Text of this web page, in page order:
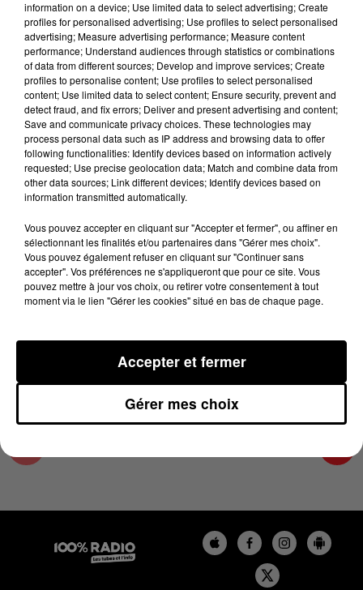
Lecture (4 min 14 sec)
100%
100% Radio les infos des Hautes-Pyrénées
13 février 2025 - 4 min 14 sec
LES INFOS DES HAUTES-PYRÉNÉES DU
13/02/2025 À 09H00
Podcasts infos des Hautes-Pyrénées
information on a device; Use limited data to select advertising; Create
profiles for personalised advertising; Use profiles to select personalised
advertising; Measure advertising performance; Measure content
performance; Understand audiences through statistics or combinations
of data from different sources; Develop and improve services; Create
profiles to personalise content; Use profiles to select personalised
content; Use limited data to select content; Ensure security, prevent and
detect fraud, and fix errors; Deliver and present advertising and content;
Save and communicate privacy choices. These technologies may
process personal data such as IP address and browsing data to offer
following functionalities: Identify devices based on information actively
requested; Use precise geolocation data; Match and combine data from
other data sources; Link different devices; Identify devices based on
information transmitted automatically.
Vous pouvez accepter en cliquant sur "Accepter et fermer", ou affiner en
sélectionnant les finalités et/ou partenaires dans "Gérer mes choix".
Vous pouvez également refuser en cliquant sur "Continuer sans
accepter". Vos préférences ne s'appliqueront que pour ce site. Vous
pouvez mettre à jour vos choix, ou retirer votre consentement à tout
moment via le lien "Gérer les cookies" situé en bas de chaque page.
Gérer mes choix
Accepter et fermer